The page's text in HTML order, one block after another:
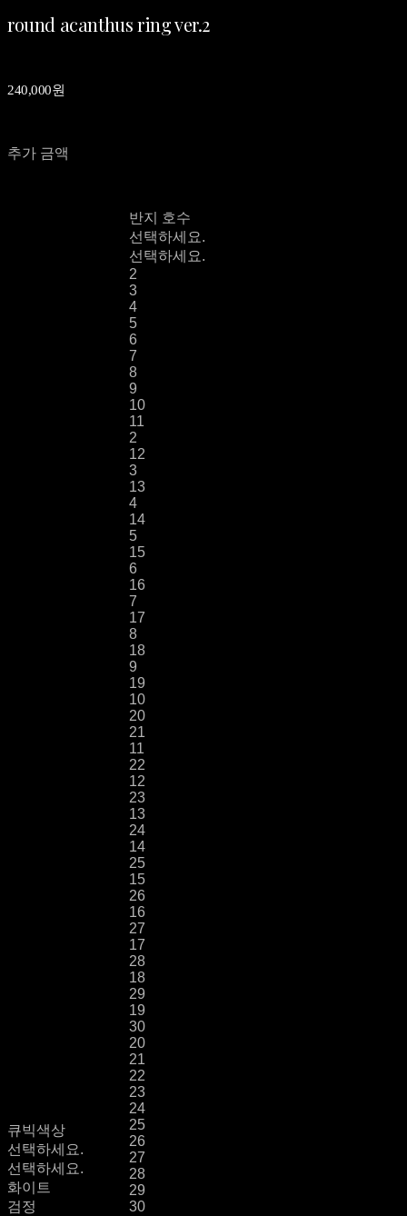
round acanthus ring ver.2
240,000원
추가 금액
큐빅색상
선택하세요.
선택하세요.
화이트
검정
반지 호수
선택하세요.
선택하세요.
2
3
4
5
6
7
8
9
10
11
2
12
3
13
4
14
5
15
6
16
7
17
8
18
9
19
10
20
21
11
22
12
23
13
24
14
25
15
26
16
27
17
28
18
29
19
30
20
21
22
23
24
25
26
27
28
29
30